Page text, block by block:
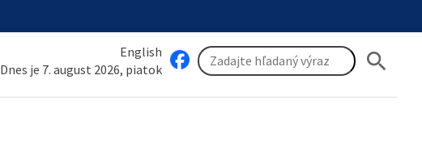
English
Dnes je 7. august 2026, piatok
search